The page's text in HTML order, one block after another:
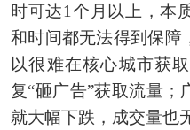
时可达1个月以上，本
和时间都无法得到保障
以很难在核心城市获
复“砸广告”获取流量；
就大幅下跌，成交量也